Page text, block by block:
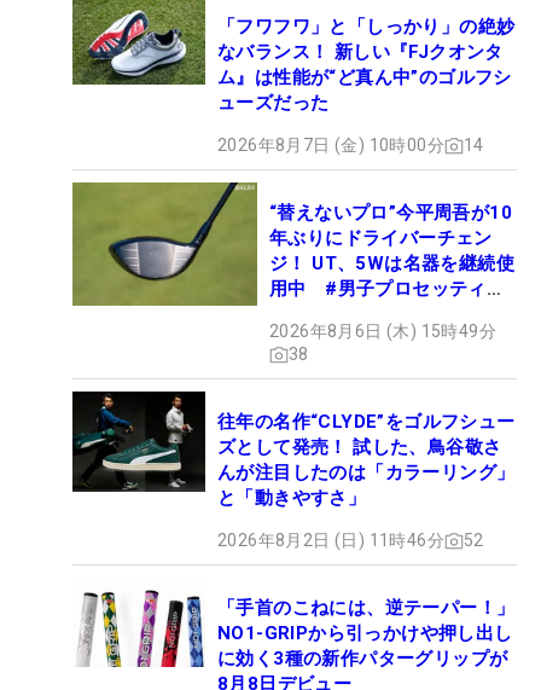
「フワフワ」と「しっかり」の絶妙
なバランス！ 新しい『FJクオンタ
ム』は性能が“ど真ん中”のゴルフシ
ューズだった
2026年8月7日 (金) 10時00分 14
“替えないプロ”今平周吾が10
年ぶりにドライバーチェン
ジ！ UT、5Wは名器を継続使
用中 #男子プロセッティン
2026年8月6日 (木) 15時49分
38
往年の名作“CLYDE”をゴルフシュー
ズとして発売！ 試した、鳥谷敬さ
んが注目したのは「カラーリング」
と「動きやすさ」
2026年8月2日 (日) 11時46分 52
「手首のこねには、逆テーパー！」
NO1-GRIPから引っかけや押し出し
に効く3種の新作パターグリップが
8月8日デビュー